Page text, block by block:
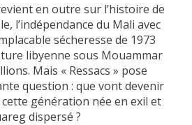
en outre sur l’histoire de
l’indépendance du Mali avec
sécheresse de 1973
libyenne sous Mouammar
Mais « Ressacs » pose
question : que vont devenir
génération née en exil et
dispersé ?